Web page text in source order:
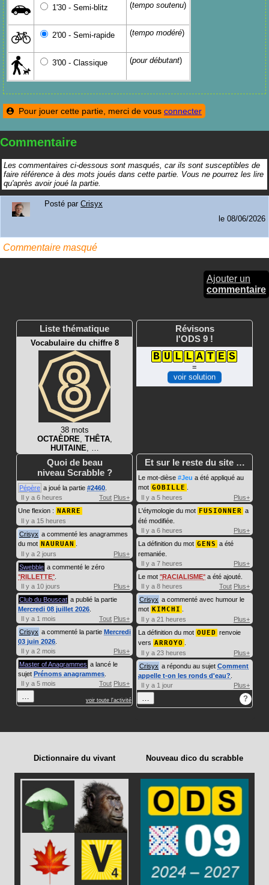
1'30 - Semi-blitz (tempo soutenu)
2'00 - Semi-rapide (tempo modéré)
3'00 - Classique (pour débutant)
Pour jouer cette partie, merci de vous connecter
Commentaire
Les commentaires ci-dessous sont masqués, car ils sont susceptibles de
faire référence à des mots joués dans cette partie. Vous ne pourrez les lire
qu'après avoir joué la partie.
Posté par Crisyx
le 08/06/2026
Commentaire masqué
Ajouter un
commentaire
Liste thématique
Vocabulaire du chiffre 8
38 mots
OCTAÈDRE, THÊTA,
HUITAINE, …
Révisons
l'ODS 9 !
B U L L A T E S
=
voir solution
Quoi de beau
niveau Scrabble ?
Pépère a joué la partie #2460
Il y a 6 heures
Tout Plus+
Une flexion :
NARRE
Il y a 15 heures
Crisyx a commenté les anagrammes
du mot NAURUAN
Il y a 2 jours
Plus+
Swebble a commenté le zéro
RILLETTE
Il y a 10 jours
Plus+
Club du Bouscat a publié la partie
Mercredi 08 juillet 2026
Il y a 1 mois
Tout Plus+
Crisyx a commenté la partie Mercredi
03 juin 2026
Il y a 2 mois
Plus+
Master of Anagrammes a lancé le
sujet Prénoms anagrammes
Il y a 5 mois
Tout Plus+
… voir toute l'activité
Et sur le reste du site …
Le mot-dièse #Jeu a été appliqué au
mot GOBILLE
Il y a 5 heures
Plus+
L'étymologie du mot FUSIONNER a
été modifiée.
Il y a 6 heures
Plus+
La définition du mot GENS a été
remaniée.
Il y a 7 heures
Plus+
Le mot
RACIALISME a été ajouté.
Il y a 8 heures
Tout Plus+
Crisyx a commenté avec humour le
mot KIMCHI
Il y a 21 heures
Plus+
La définition du mot OUED renvoie
vers ARROYO
Il y a 23 heures
Plus+
Crisyx a répondu au sujet Comment
appelle t-on les ronds d'eau?
Il y a 1 jour
Plus+
… ?
Dictionnaire du vivant Nouveau dico du scrabble